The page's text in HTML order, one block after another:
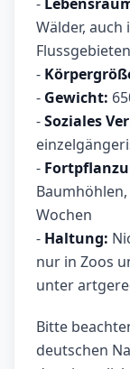
Wälder,
Flussgebieten
-
- Gewicht:
-Soziales
-
Wochen
- Haltung:
nur in Zoos
unter
Bitte
deutschen